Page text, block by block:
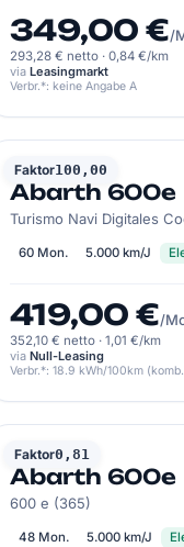
349,00 €/
293,28 € netto · 0,84 €/km
via Leasingmarkt
Verbr.*: keine Angabe A
Faktor100,00
ABARTH
Abarth 600e
Turismo Navi Digitales
60 Mon. 5.000 km/J
419,00 €/
352,10 € netto · 1,01 €/km
via Null-Leasing
Verbr.*: 18.9 kWh/100km
Faktor0,81
ABARTH
Abarth 600e
600 e (365)
48 Mon. 5.000 km/J